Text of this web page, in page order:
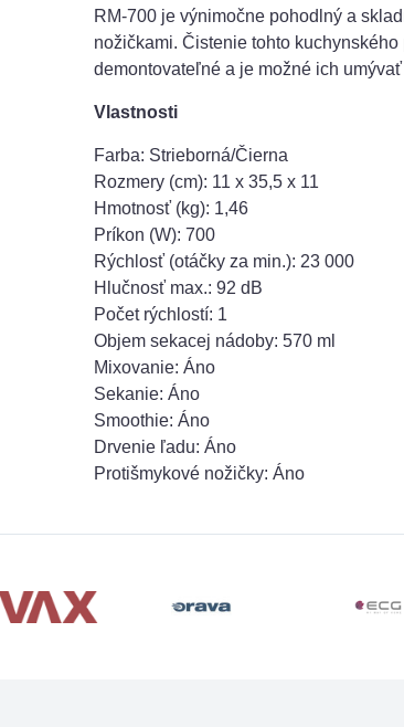
RM-700 je výnimočne pohodlný a
nožičkami. Čistenie tohto
demontovateľné a je možné ich
Vlastnosti
Farba: Strieborná/Čierna
Rozmery (cm): 11 x 35,5 x 11
Hmotnosť (kg): 1,46
Príkon (W): 700
Rýchlosť (otáčky za min.): 23 000
Hlučnosť max.: 92 dB
Počet rýchlostí: 1
Objem sekacej nádoby: 570 ml
Mixovanie: Áno
Sekanie: Áno
Smoothie: Áno
Drvenie ľadu: Áno
Protišmykové nožičky: Áno